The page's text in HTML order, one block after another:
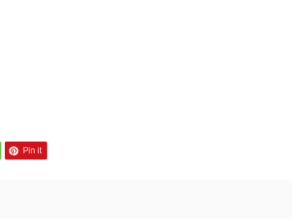
Pin it